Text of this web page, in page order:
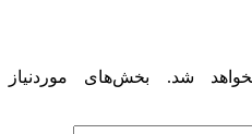
شد.
بخش‌های موردنیاز